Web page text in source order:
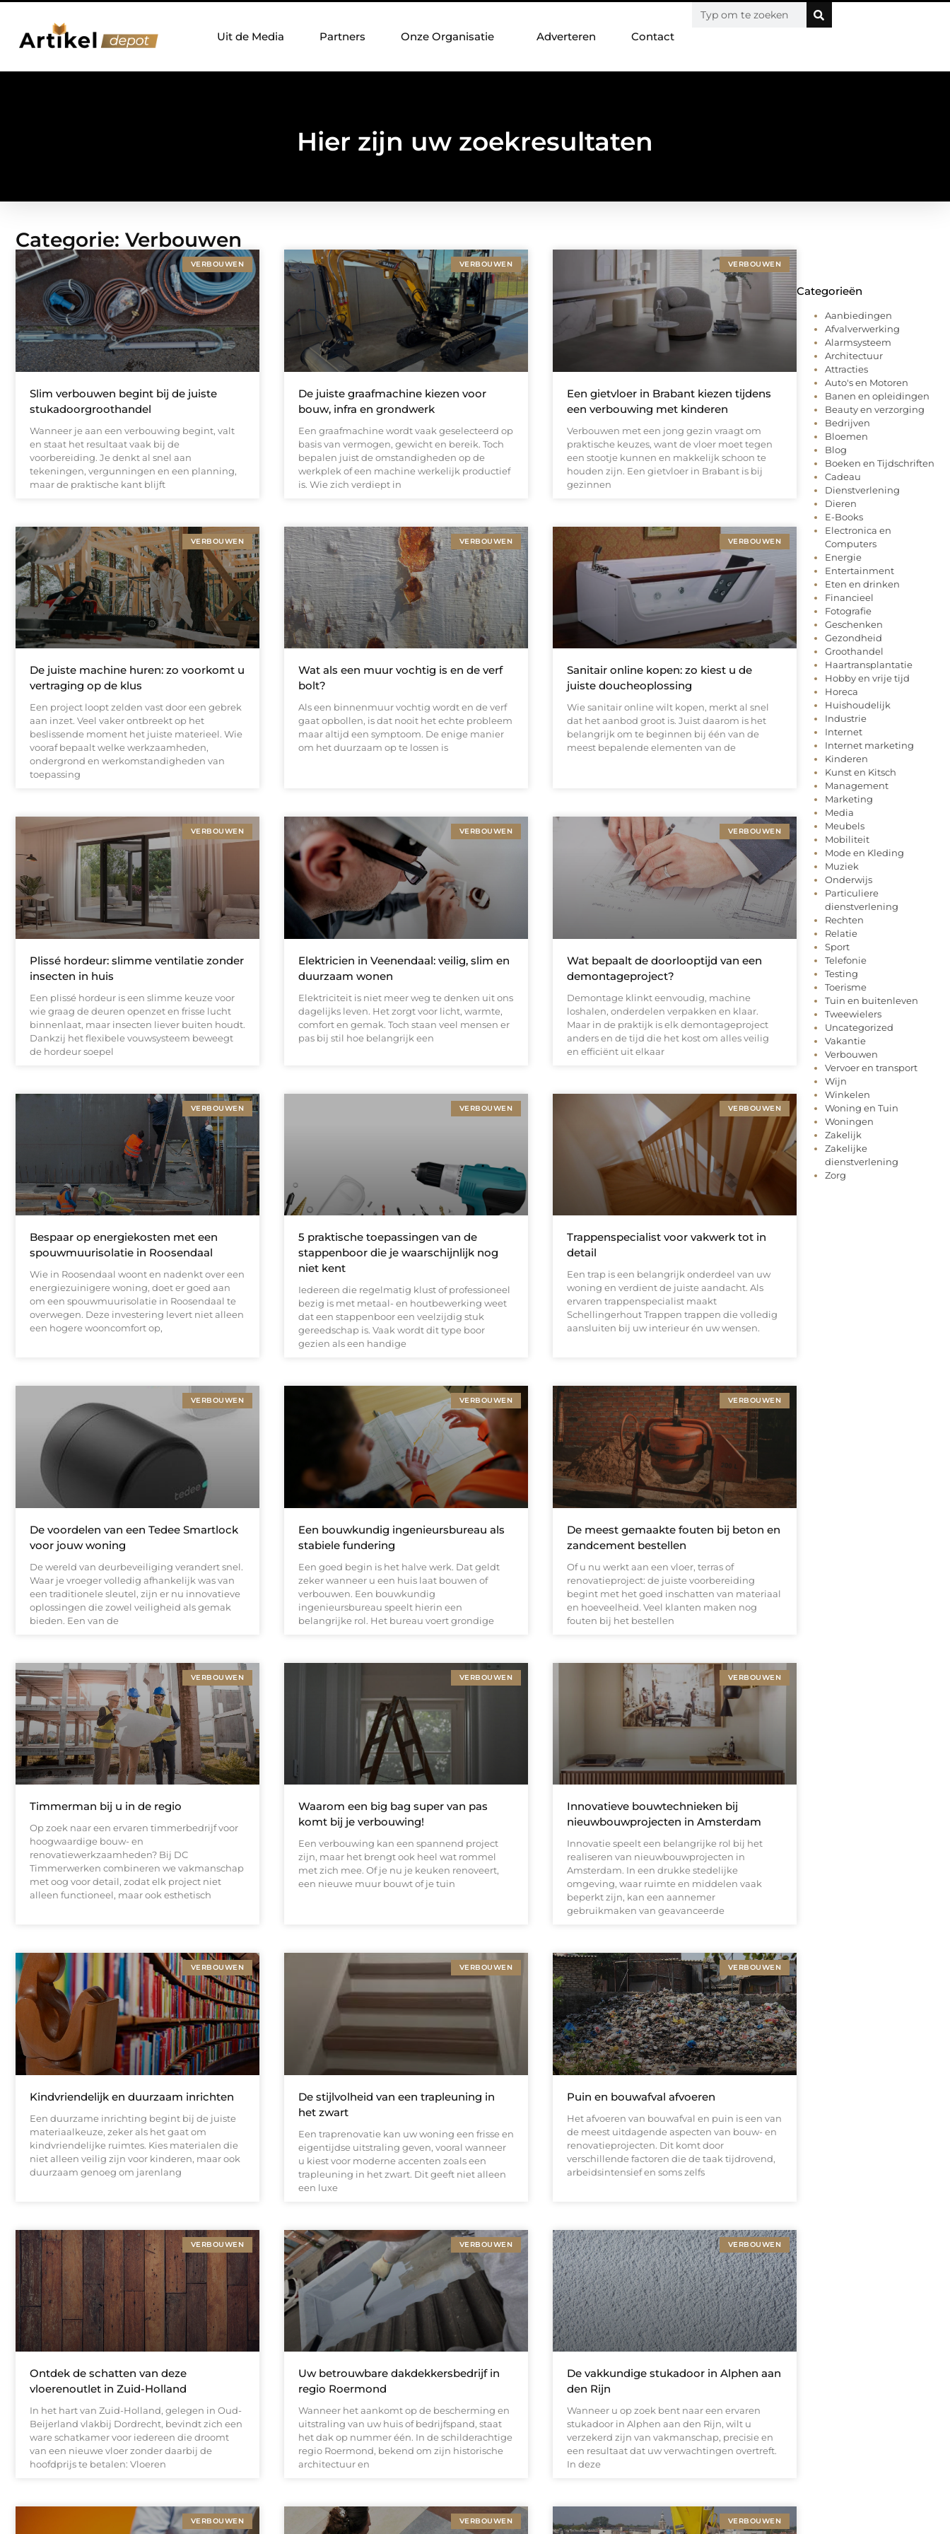
Uit de Media Partners Onze Organisatie Adverteren Contact
Hier zijn uw zoekresultaten
Categorie: Verbouwen
VERBOUWEN
Slim verbouwen begint bij de juiste
stukadoorgroothandel
Wanneer je aan een verbouwing begint, valt
en staat het resultaat vaak bij de
voorbereiding. Je denkt al snel aan
tekeningen, vergunningen en een planning,
maar de praktische kant blijft
VERBOUWEN
De juiste graafmachine kiezen voor
bouw, infra en grondwerk
Een graafmachine wordt vaak geselecteerd op
basis van vermogen, gewicht en bereik. Toch
bepalen juist de omstandigheden op de
werkplek of een machine werkelijk productief
is. Wie zich verdiept in
VERBOUWEN
Een gietvloer in Brabant kiezen tijdens
een verbouwing met kinderen
Verbouwen met een jong gezin vraagt om
praktische keuzes, want de vloer moet tegen
een stootje kunnen en makkelijk schoon te
houden zijn. Een gietvloer in Brabant is bij
gezinnen
VERBOUWEN
De juiste machine huren: zo voorkomt u
vertraging op de klus
Een project loopt zelden vast door een gebrek
aan inzet. Veel vaker ontbreekt op het
beslissende moment het juiste materieel. Wie
vooraf bepaalt welke werkzaamheden,
ondergrond en werkomstandigheden van
toepassing
VERBOUWEN
Wat als een muur vochtig is en de verf
bolt?
Als een binnenmuur vochtig wordt en de verf
gaat opbollen, is dat nooit het echte probleem
maar altijd een symptoom. De enige manier
om het duurzaam op te lossen is
VERBOUWEN
Sanitair online kopen: zo kiest u de
juiste doucheoplossing
Wie sanitair online wilt kopen, merkt al snel
dat het aanbod groot is. Juist daarom is het
belangrijk om te beginnen bij één van de
meest bepalende elementen van de
VERBOUWEN
Plissé hordeur: slimme ventilatie zonder
insecten in huis
Een plissé hordeur is een slimme keuze voor
wie graag de deuren openzet en frisse lucht
binnenlaat, maar insecten liever buiten houdt.
Dankzij het flexibele vouwsysteem beweegt
de hordeur soepel
VERBOUWEN
Elektricien in Veenendaal: veilig, slim en
duurzaam wonen
Elektriciteit is niet meer weg te denken uit ons
dagelijks leven. Het zorgt voor licht, warmte,
comfort en gemak. Toch staan veel mensen er
pas bij stil hoe belangrijk een
VERBOUWEN
Wat bepaalt de doorlooptijd van een
demontageproject?
Demontage klinkt eenvoudig, machine
loshalen, onderdelen verpakken en klaar.
Maar in de praktijk is elk demontageproject
anders en de tijd die het kost om alles veilig
en efficiënt uit elkaar
VERBOUWEN
Bespaar op energiekosten met een
spouwmuurisolatie in Roosendaal
Wie in Roosendaal woont en nadenkt over een
energiezuinigere woning, doet er goed aan
om een spouwmuurisolatie in Roosendaal te
overwegen. Deze investering levert niet alleen
een hogere wooncomfort op,
VERBOUWEN
5 praktische toepassingen van de
stappenboor die je waarschijnlijk nog
niet kent
Iedereen die regelmatig klust of professioneel
bezig is met metaal- en houtbewerking weet
dat een stappenboor een veelzijdig stuk
gereedschap is. Vaak wordt dit type boor
gezien als een handige
VERBOUWEN
Trappenspecialist voor vakwerk tot in
detail
Een trap is een belangrijk onderdeel van uw
woning en verdient de juiste aandacht. Als
ervaren trappenspecialist maakt
Schellingerhout Trappen trappen die volledig
aansluiten bij uw interieur én uw wensen.
VERBOUWEN
De voordelen van een Tedee Smartlock
voor jouw woning
De wereld van deurbeveiliging verandert snel.
Waar je vroeger volledig afhankelijk was van
een traditionele sleutel, zijn er nu innovatieve
oplossingen die zowel veiligheid als gemak
bieden. Een van de
VERBOUWEN
Een bouwkundig ingenieursbureau als
stabiele fundering
Een goed begin is het halve werk. Dat geldt
zeker wanneer u een huis laat bouwen of
verbouwen. Een bouwkundig
ingenieursbureau speelt hierin een
belangrijke rol. Het bureau voert grondige
VERBOUWEN
De meest gemaakte fouten bij beton en
zandcement bestellen
Of u nu werkt aan een vloer, terras of
renovatieproject: de juiste voorbereiding
begint met het goed inschatten van materiaal
en hoeveelheid. Veel klanten maken nog
fouten bij het bestellen
VERBOUWEN
Timmerman bij u in de regio
Op zoek naar een ervaren timmerbedrijf voor
hoogwaardige bouw- en
renovatiewerkzaamheden? Bij DC
Timmerwerken combineren we vakmanschap
met oog voor detail, zodat elk project niet
alleen functioneel, maar ook esthetisch
VERBOUWEN
Waarom een big bag super van pas
komt bij je verbouwing!
Een verbouwing kan een spannend project
zijn, maar het brengt ook heel wat rommel
met zich mee. Of je nu je keuken renoveert,
een nieuwe muur bouwt of je tuin
VERBOUWEN
Innovatieve bouwtechnieken bij
nieuwbouwprojecten in Amsterdam
Innovatie speelt een belangrijke rol bij het
realiseren van nieuwbouwprojecten in
Amsterdam. In een drukke stedelijke
omgeving, waar ruimte en middelen vaak
beperkt zijn, kan een aannemer
gebruikmaken van geavanceerde
VERBOUWEN
Kindvriendelijk en duurzaam inrichten
Een duurzame inrichting begint bij de juiste
materiaalkeuze, zeker als het gaat om
kindvriendelijke ruimtes. Kies materialen die
niet alleen veilig zijn voor kinderen, maar ook
duurzaam genoeg om jarenlang
VERBOUWEN
De stijlvolheid van een trapleuning in
het zwart
Een traprenovatie kan uw woning een frisse en
eigentijdse uitstraling geven, vooral wanneer
u kiest voor moderne accenten zoals een
trapleuning in het zwart. Dit geeft niet alleen
een luxe
VERBOUWEN
Puin en bouwafval afvoeren
Het afvoeren van bouwafval en puin is een van
de meest uitdagende aspecten van bouw- en
renovatieprojecten. Dit komt door
verschillende factoren die de taak tijdrovend,
arbeidsintensief en soms zelfs
VERBOUWEN
Ontdek de schatten van deze
vloerenoutlet in Zuid-Holland
In het hart van Zuid-Holland, gelegen in Oud-
Beijerland vlakbij Dordrecht, bevindt zich een
ware schatkamer voor iedereen die droomt
van een nieuwe vloer zonder daarbij de
hoofdprijs te betalen: Vloeren
VERBOUWEN
Uw betrouwbare dakdekkersbedrijf in
regio Roermond
Wanneer het aankomt op de bescherming en
uitstraling van uw huis of bedrijfspand, staat
het dak op nummer één. In de schilderachtige
regio Roermond, bekend om zijn historische
architectuur en
VERBOUWEN
De vakkundige stukadoor in Alphen aan
den Rijn
Wanneer u op zoek bent naar een ervaren
stukadoor in Alphen aan den Rijn, wilt u
verzekerd zijn van vakmanschap, precisie en
een resultaat dat uw verwachtingen overtreft.
In deze
VERBOUWEN VERBOUWEN VERBOUWEN
Categorieën
Aanbiedingen
Afvalverwerking
Alarmsysteem
Architectuur
Attracties
Auto's en Motoren
Banen en opleidingen
Beauty en verzorging
Bedrijven
Bloemen
Blog
Boeken en Tijdschriften
Cadeau
Dienstverlening
Dieren
E-Books
Electronica en
Computers
Energie
Entertainment
Eten en drinken
Financieel
Fotografie
Geschenken
Gezondheid
Groothandel
Haartransplantatie
Hobby en vrije tijd
Horeca
Huishoudelijk
Industrie
Internet
Internet marketing
Kinderen
Kunst en Kitsch
Management
Marketing
Media
Meubels
Mobiliteit
Mode en Kleding
Muziek
Onderwijs
Particuliere
dienstverlening
Rechten
Relatie
Sport
Telefonie
Testing
Toerisme
Tuin en buitenleven
Tweewielers
Uncategorized
Vakantie
Verbouwen
Vervoer en transport
Wijn
Winkelen
Woning en Tuin
Woningen
Zakelijk
Zakelijke
dienstverlening
Zorg